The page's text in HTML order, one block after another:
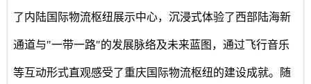
了内陆国际物流枢纽展示中心，沉浸式体验了西部陆海新
通道与"一带一路"的发展脉络及未来蓝图，通过飞行音乐
等互动形式直观感受了重庆国际物流枢纽的建设成就。随